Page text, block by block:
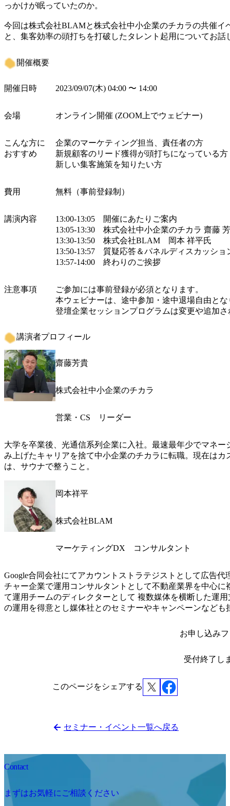
っかけが眠っていたのか。
今回は株式会社BLAMと株式会社中小企業のチカラの共催
と、集客効率の頭打ちを打破したタレント起用についてお話
開催概要
開催日時 2023/09/07(木) 04:00 〜 14:00
会場 オンライン開催 (ZOOM上でウェビナー)
こんな方に
おすすめ
企業のマーケティング担当、責任者の方
新規顧客のリード獲得が頭打ちになっている方
新しい集客施策を知りたい方
費用 無料（事前登録制）
講演内容
13:00-13:05　開催にあたりご案内
13:05-13:30　株式会社中小企業のチカラ 齋藤
13:30-13:50　株式会社BLAM　岡本 祥平氏
13:50-13:57　質疑応答＆パネルディスカッショ
13:57-14:00　終わりのご挨拶
注意事項
ご参加には事前登録が必須となります。
本ウェビナーは、途中参加・途中退場自由とな
登壇企業セッションプログラムは変更や追加
講演者プロフィール
齋藤芳貴
株式会社中小企業のチカラ
営業・CS リーダー
大学を卒業後、光通信系列企業に入社。最速最年少でマネ
み上げたキャリアを捨て中小企業のチカラに転職。現在は
は、サウナで整うこと。
岡本祥平
株式会社BLAM
マーケティングDX コンサルタント
Google合同会社にてアカウントストラテジストとして広告
チャー企業で運用コンサルタントとして不動産業界を中心
て運用チームのディレクターとして 複数媒体を横断した運用
の運用を得意とし媒体社とのセミナーやキャンペーンなど
お申し込み
受付終了し
このページをシェアする
セミナー・イベント一覧へ戻る
Contact
まずはお気軽にご相談ください